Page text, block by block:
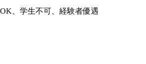
、学生不可、経験者優遇